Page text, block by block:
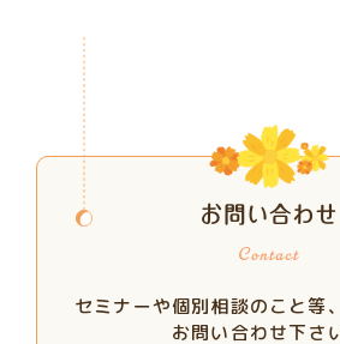
お問い合わせ
セミナーや個別相談のこと等
お問い合わせ下さ